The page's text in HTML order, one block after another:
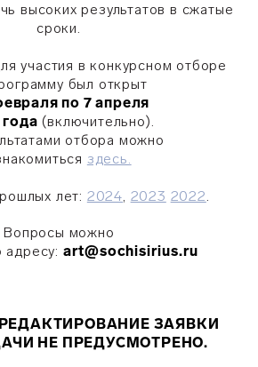
высоких результатов в сжатые
сроки.
участия в конкурсном отборе
был открыт
по 7 апреля
(включительно).
отбора можно
здесь.
лет: 2024, 2023 2022.
Вопросы можно
адресу: art@sochisirius.ru
ЗАЯВКИ
НЕ ПРЕДУСМОТРЕНО.